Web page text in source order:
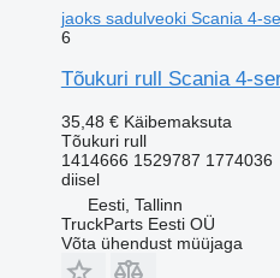
jaoks sadulveoki Scania 4-
6
Tõukuri rull Scania 4-
35,48 € Käibemaksuta
Tõukuri rull
1414666 1529787 1774036
diisel
Eesti, Tallinn
TruckParts Eesti OÜ
Võta ühendust müüjaga